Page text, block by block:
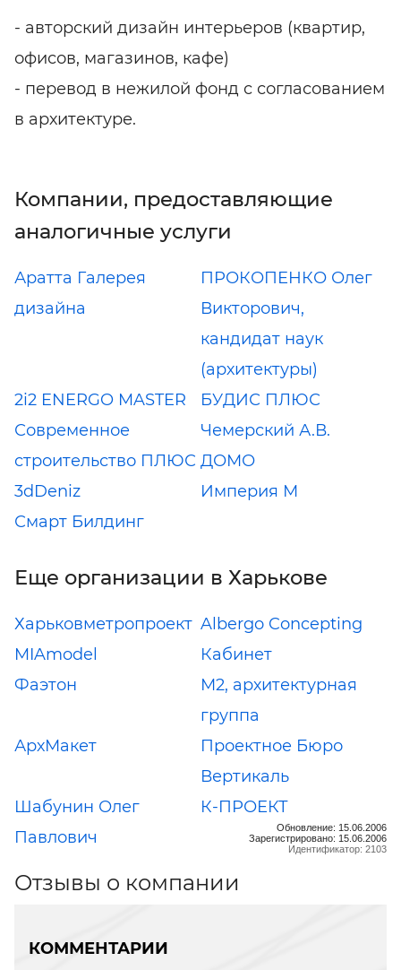
- авторский дизайн интерьеров (квартир,
офисов, магазинов, кафе)
- перевод в нежилой фонд с согласованием
в архитектуре.
Компании, предоставляющие
аналогичные услуги
Аратта Галерея
дизайна
ПРОКОПЕНКО Олег
Викторович,
кандидат наук
(архитектуры)
2і2 ENERGO MASTER
БУДИС ПЛЮС
Современное
строительство ПЛЮС
Чемерский А.В.
ДОМО
3dDeniz
Империя М
Смарт Билдинг
Еще организации в Харькове
Харьковметропроект Albergo Concepting
MIAmodel
Кабинет
Фаэтон
М2, архитектурная
группа
АрхМакет
Проектное Бюро
Вертикаль
Шабунин Олег
Павлович
К-ПРОЕКТ
Обновление: 15.06.2006
Зарегистрировано: 15.06.2006
Идентификатор: 2103
Отзывы о компании
КОММЕНТАРИИ